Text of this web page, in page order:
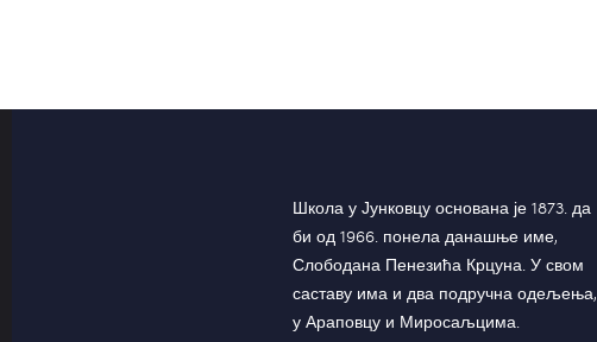
Школа у Јунковцу основана је 1873. да
би од 1966. понела данашње име,
Слободана Пенезића Крцуна. У свом
саставу има и два подручна одељења,
у Араповцу и Миросаљцима.